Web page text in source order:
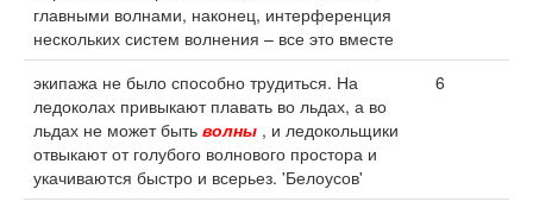
главными волнами, наконец, интерференция
нескольких систем волнения – все это вместе
экипажа не было способно трудиться. На
ледоколах привыкают плавать во льдах, а во
льдах не может быть волны , и ледокольщики
отвыкают от голубого волнового простора и
укачиваются быстро и всерьез. 'Белоусов'
6